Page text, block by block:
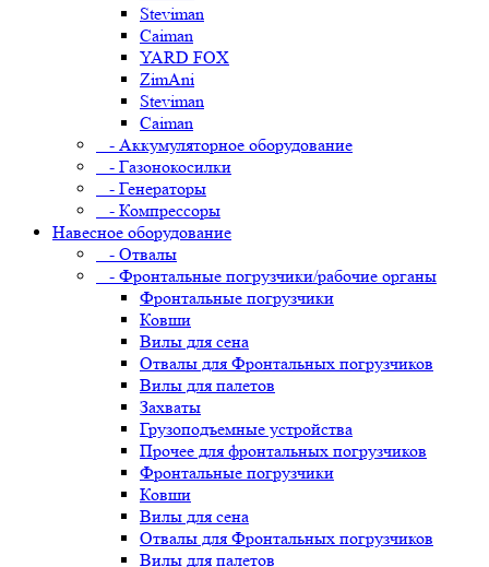
Steviman
Caiman
YARD FOX
ZimAni
Steviman
Caiman
- Аккумуляторное оборудование
- Газонокосилки
- Генераторы
- Компрессоры
Навесное оборудование
- Отвалы
- Фронтальные погрузчики/рабочие органы
Фронтальные погрузчики
Ковши
Вилы для сена
Отвалы для Фронтальных погрузчиков
Вилы для палетов
Захваты
Грузоподъемные устройства
Прочее для фронтальных погрузчиков
Фронтальные погрузчики
Ковши
Вилы для сена
Отвалы для Фронтальных погрузчиков
Вилы для палетов